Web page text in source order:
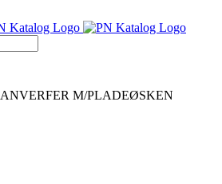
ANVERFER M/PLADEØSKEN